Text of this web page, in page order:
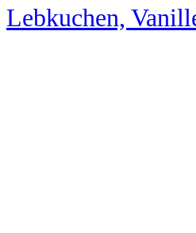
Lebkuchen,